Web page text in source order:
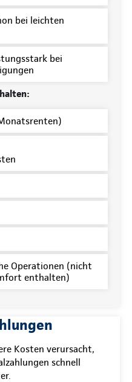
bei leichten
bei
Operationen (nicht
enthalten)
Kosten verursacht,
schnell